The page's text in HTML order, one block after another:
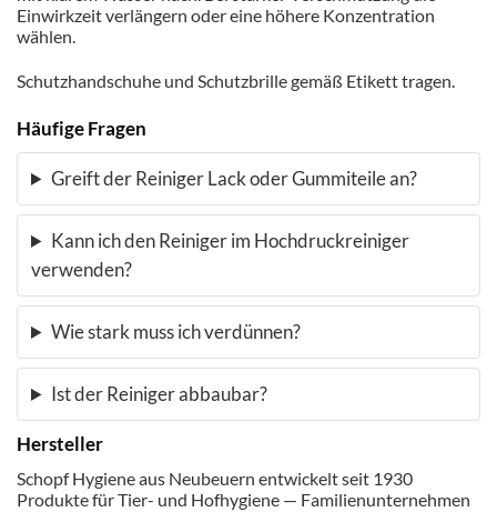
Einwirkzeit verlängern oder eine höhere Konzentration
wählen.
Schutzhandschuhe und Schutzbrille gemäß Etikett tragen.
Häufige Fragen
Greift der Reiniger Lack oder Gummiteile an?
Kann ich den Reiniger im Hochdruckreiniger
verwenden?
Wie stark muss ich verdünnen?
Ist der Reiniger abbaubar?
Hersteller
Schopf Hygiene aus Neubeuern entwickelt seit 1930
Produkte für Tier- und Hofhygiene — Familienunternehmen